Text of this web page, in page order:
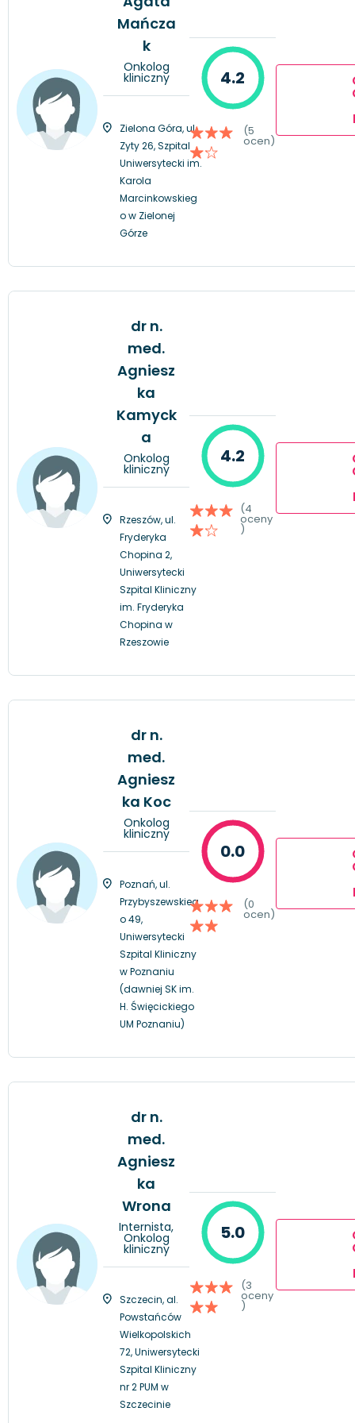
Mańcza
k
Onkolog
kliniczny
Zielona Góra, ul.
Zyty 26, Szpital
Uniwersytecki im.
Karola
Marcinkowskieg
o w Zielonej
Górze
4.2
(5
ocen)
dr n.
med.
Agniesz
ka
Kamyck
a
Onkolog
kliniczny
Rzeszów, ul.
Fryderyka
Chopina 2,
Uniwersytecki
Szpital Kliniczny
im. Fryderyka
Chopina w
Rzeszowie
4.2
(4
oceny
)
dr n.
med.
Agniesz
ka Koc
Onkolog
kliniczny
Poznań, ul.
Przybyszewskieg
o 49,
Uniwersytecki
Szpital Kliniczny
w Poznaniu
(dawniej SK im.
H. Święcickiego
UM Poznaniu)
0.0
(0
ocen)
dr n.
med.
Agniesz
ka
Wrona
Internista,
Onkolog
kliniczny
Szczecin, al.
Powstańców
Wielkopolskich
72, Uniwersytecki
Szpital Kliniczny
nr 2 PUM w
Szczecinie
5.0
(3
oceny
)